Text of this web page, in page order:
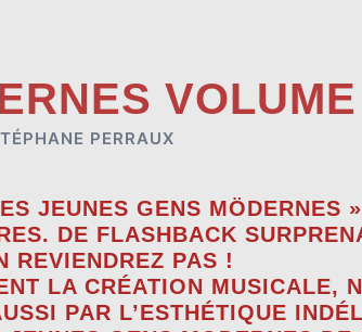
PERRAUX
JEUNES GENS MÖDERNES
DE FLASHBACK
REVIENDREZ PAS !
LA CRÉATION MUSICALE,
PAR L’ESTHÉTIQUE